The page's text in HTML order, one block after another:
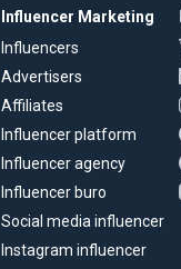
Influencer Marketing
Influencers
Advertisers
Affiliates
Influencer platform
Influencer agency
Influencer buro
Social media influencer
Instagram influencer